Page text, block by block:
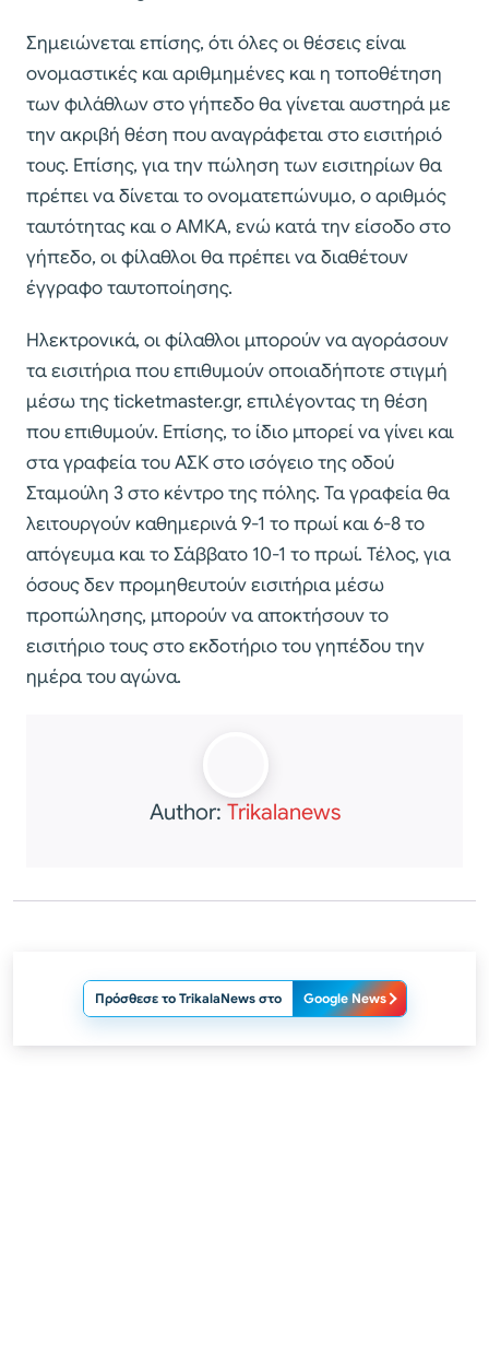
Σημειώνεται επίσης, ότι όλες οι θέσεις είναι
ονομαστικές και αριθμημένες και η τοποθέτηση
των φιλάθλων στο γήπεδο θα γίνεται αυστηρά με
την ακριβή θέση που αναγράφεται στο εισιτήριό
τους. Επίσης, για την πώληση των εισιτηρίων θα
πρέπει να δίνεται το ονοματεπώνυμο, ο αριθμός
ταυτότητας και ο ΑΜΚΑ, ενώ κατά την είσοδο στο
γήπεδο, οι φίλαθλοι θα πρέπει να διαθέτουν
έγγραφο ταυτοποίησης.
Ηλεκτρονικά, οι φίλαθλοι μπορούν να αγοράσουν
τα εισιτήρια που επιθυμούν οποιαδήποτε στιγμή
μέσω της ticketmaster.gr, επιλέγοντας τη θέση
που επιθυμούν. Επίσης, το ίδιο μπορεί να γίνει και
στα γραφεία του ΑΣΚ στο ισόγειο της οδού
Σταμούλη 3 στο κέντρο της πόλης. Τα γραφεία θα
λειτουργούν καθημερινά 9-1 το πρωί και 6-8 το
απόγευμα και το Σάββατο 10-1 το πρωί. Τέλος, για
όσους δεν προμηθευτούν εισιτήρια μέσω
προπώλησης, μπορούν να αποκτήσουν το
εισιτήριο τους στο εκδοτήριο του γηπέδου την
ημέρα του αγώνα.
Author: Trikalanews
Πρόσθεσε το TrikalaNews στο Google News